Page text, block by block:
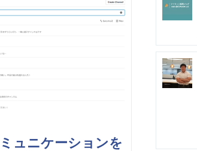
ュニケーションを